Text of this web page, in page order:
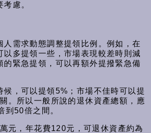
慮。
人需求動態調整提領比例。例如，在
以多提領一些，市場表現較差時則減
的緊急提領，可以再額外提撥緊急備
候，可以提領5%；市場不佳時可以提
。所以一般所說的退休資產總額，應
到50倍之間。
元，年花費120元，可退休資產約為